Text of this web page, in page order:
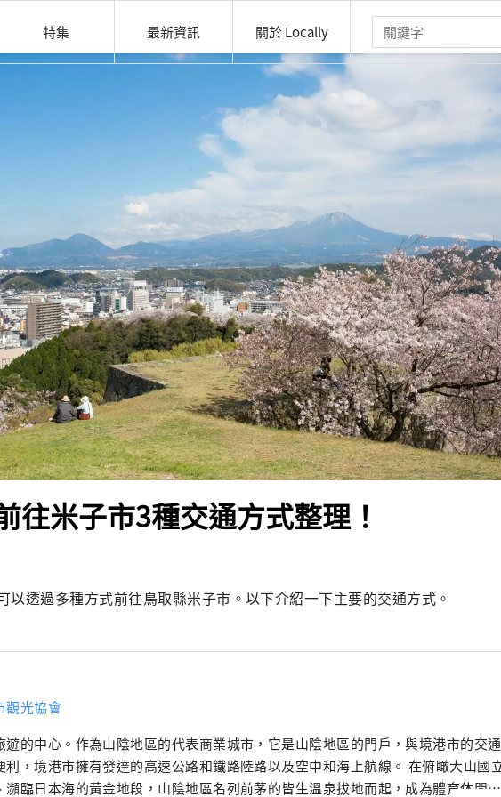
特集 最新資訊 關於 Locally
往米子市3種交通方式整理！
以透過多種方式前往鳥取縣米子市。以下介紹一下主要的交通方式。
觀光協會
遊的中心。作為山陰地區的代表商業城市，它是山陰地區的門戶，與境港市的交通
，境港市擁有發達的高速公路和鐵路陸路以及空中和海上航線。 在俯瞰大山國立
瀕臨日本海的黃金地段，山陰地區名列前茅的皆生溫泉拔地而起，成為體育休閒兩